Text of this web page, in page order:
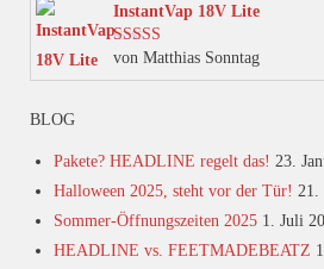
InstantVap 18V Lite
Bewertet mit
von Matthias Sonntag
BLOG
Pakete? HEADLINE regelt das! 23.
Halloween 2025, steht vor der Tür! 21.
Sommer-Öffnungszeiten 2025 1. Juli
HEADLINE vs. FEETMADEBEATZ